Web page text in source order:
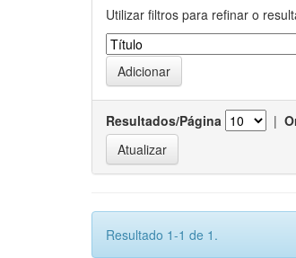
Utilizar filtros para refinar o
Resultados/Página |
Resultado 1-1 de 1.